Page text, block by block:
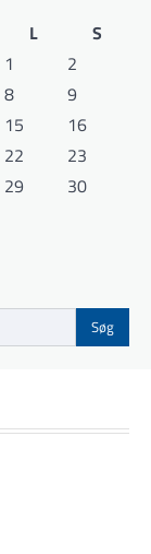
L
S
1
2
8
9
15
16
22
23
29
30